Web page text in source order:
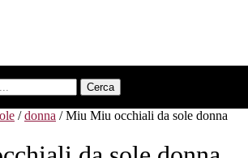
Cerca
/donna /Miu Miu occhiali da sole donna